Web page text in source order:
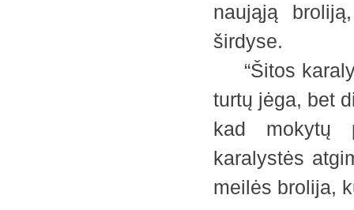
naująją
širdyse.
“Šitos
turtų jėga, bet
kad mokytų
karalystės
meilės